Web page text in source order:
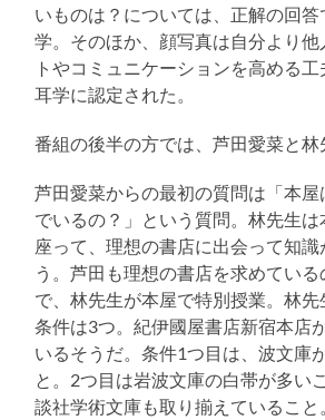
いものは？については、正解の回
学。そのほか、顔写真は自分より他
トやコミュニケーションを高める
耳学に認定された。
番組の後半の方では、芦田愛菜と林
芦田愛菜からの最初の質問は「本
でいるの？」という質問。林先生
座って、理想の書店に出会って知
う。芦田も理想の書店を求めている
で、林先生が本屋で特別授業。林
条件は3つ。紀伊國屋書店新宿本店
いるそうだ。条件1つ目は、波文庫
と。2つ目は岩波文庫の白帯が多い
談社学術文庫も取り揃えているこ